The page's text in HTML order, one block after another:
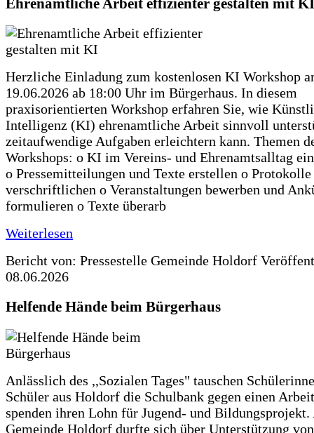
Herzliche Einladung zum kostenlosen KI Workshop
19.06.2026 ab 18:00 Uhr im Bürgerhaus. In diesem
praxisorientierten Workshop erfahren Sie, wie
Intelligenz (KI) ehrenamtliche Arbeit sinnvoll
zeitaufwendige Aufgaben erleichtern kann. Themen
Workshops: o KI im Vereins- und Ehrenamtsalltag
o Pressemitteilungen und Texte erstellen o
verschriftlichen o Veranstaltungen bewerben und
formulieren o Texte überarb
Weiterlesen
Bericht von: Pressestelle Gemeinde Holdorf
08.06.2026
Helfende Hände beim Bürgerhaus
Anlässlich des ,,Sozialen Tages" tauschen
Schüler aus Holdorf die Schulbank gegen einen
spenden ihren Lohn für Jugend- und Bildungsprojekt.
Gemeinde Holdorf durfte sich über Unterstützung